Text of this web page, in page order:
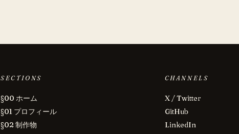
SECTIONS
§00 ホーム
§01 プロフィール
§02 制作物
CHANNELS
X / Twitter
GitHub
LinkedIn